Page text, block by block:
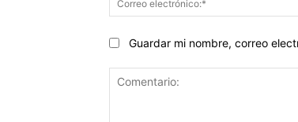
Guardar mi nombre, correo